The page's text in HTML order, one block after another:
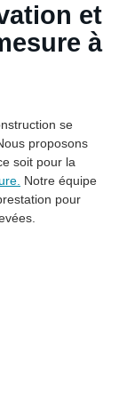
et
à
se
proposons
soit pour la
Notre équipe
pour